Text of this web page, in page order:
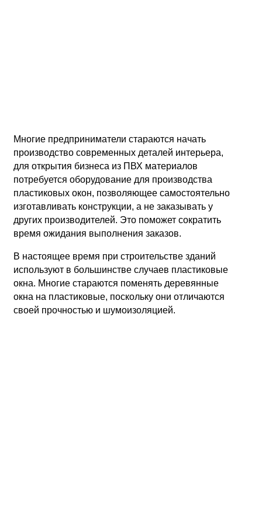
Многие предприниматели стараются начать
производство современных деталей интерьера,
для открытия бизнеса из ПВХ материалов
потребуется оборудование для производства
пластиковых окон, позволяющее самостоятельно
изготавливать конструкции, а не заказывать у
других производителей. Это поможет сократить
время ожидания выполнения заказов.
В настоящее время при строительстве зданий
используют в большинстве случаев пластиковые
окна. Многие стараются поменять деревянные
окна на пластиковые, поскольку они отличаются
своей прочностью и шумоизоляцией.